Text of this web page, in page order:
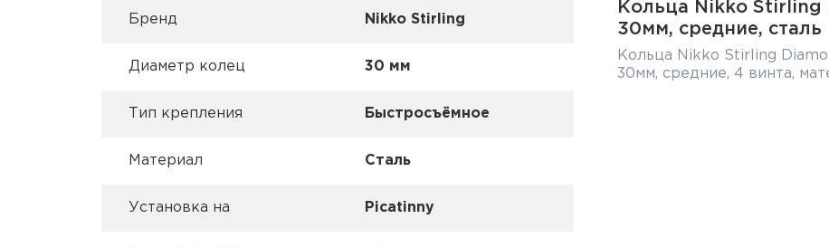
Брeнд Nikko Stirling
Диаметр колец 30 мм
Тип крепления Быстросъёмное
Материал Сталь
Установка на Picatinny
Кольца Nikko Stirling
30мм, средние, сталь
Кольца Nikko Stirling
30мм, средние, 4 винта,